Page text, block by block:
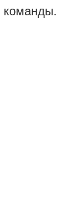
команды.